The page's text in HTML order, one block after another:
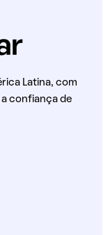
Latina, com
confiança de